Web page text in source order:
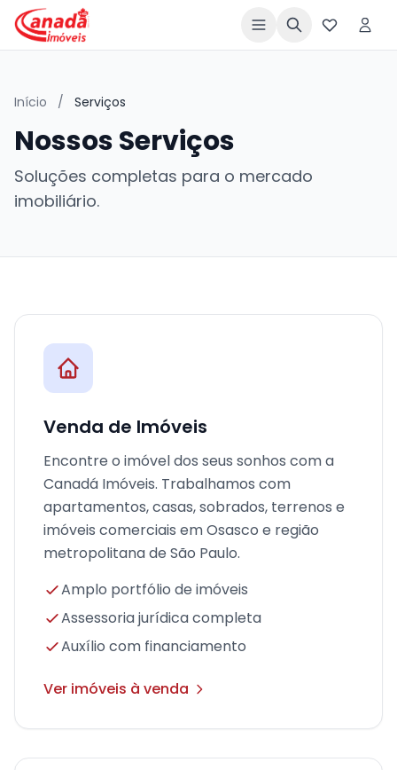
Início / Serviços
Nossos Serviços
Soluções completas para o mercado
imobiliário.
Venda de Imóveis
Encontre o imóvel dos seus sonhos com a
Canadá Imóveis. Trabalhamos com
apartamentos, casas, sobrados, terrenos e
imóveis comerciais em Osasco e região
metropolitana de São Paulo.
Amplo portfólio de imóveis
Assessoria jurídica completa
Auxílio com financiamento
Ver imóveis à venda